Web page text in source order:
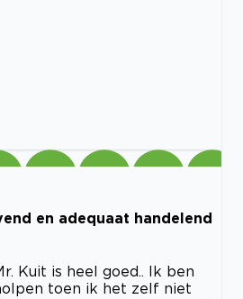
en adequaat handelend
Kuit is heel goed.. Ik ben
toen ik het zelf niet